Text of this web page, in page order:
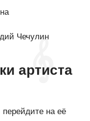
Чечулин
артиста
на её